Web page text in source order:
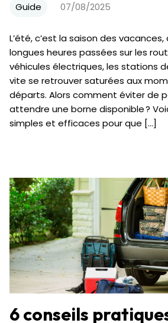
Guide 07/08/2025
L’été, c’est la saison des
longues heures passées sur les
véhicules électriques, les stations
vite se retrouver saturées aux
départs. Alors comment éviter de
attendre une borne disponible ?
simples et efficaces pour que […]
6 conseils